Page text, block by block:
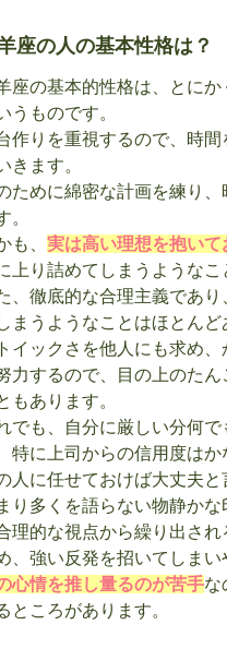
座の人の基本性格は？
座の基本的性格は、とにか
うものです。
作りを重視するので、時
きます。
ために綿密な計画を練り
。
も、 実は高い理想を抱い
上り詰めてしまうようなこ
、徹底的な合理主義であ
まうようなことはほとんど
イックさを他人にも求め
力するので、目の上のた
もあります。
でも、自分に厳しい分何
特に上司からの信用度はか
人に任せておけば大丈夫と
り多くを語らない物静か
理的な視点から繰り出さ
、強い反発を招いてしまい
心情を推し量るのが苦手な
ところがあります。